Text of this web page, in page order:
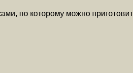
по которому можно